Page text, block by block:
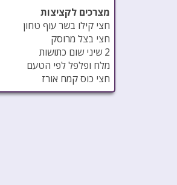
מצרכים לקציצות
חצי קילו בשר עוף טחון
חצי בצל מרוסק
2 שיני שום כתושות
מלח ופלפל לפי הטעם
חצי כוס קמח אורז